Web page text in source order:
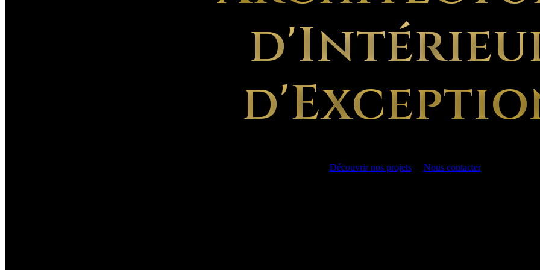
Découvrir nos projets Nous contacter